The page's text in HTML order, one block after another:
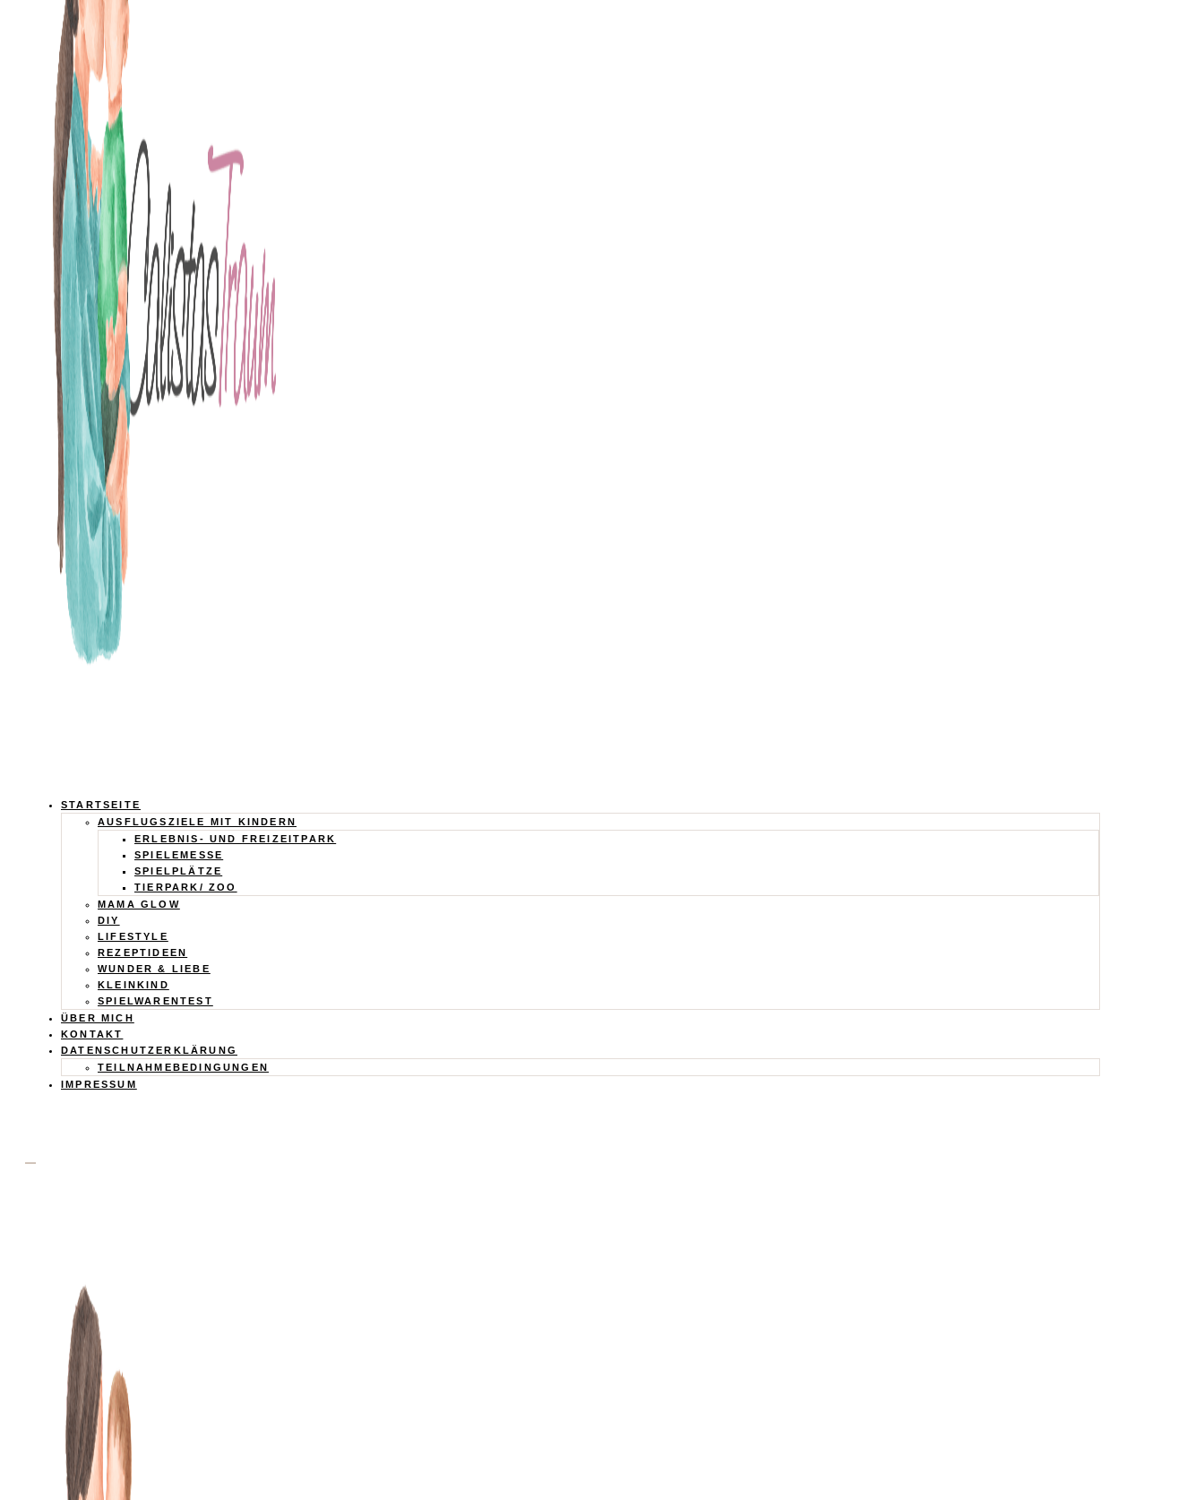
Calistas
Traum
STARTSEITE
AUSFLUGSZIELE MIT KINDERN
ERLEBNIS- UND FREIZEITPARK
SPIELEMESSE
SPIELPLÄTZE
TIERPARK/ ZOO
MAMA GLOW
DIY
LIFESTYLE
REZEPTIDEEN
WUNDER & LIEBE
KLEINKIND
SPIELWARENTEST
ÜBER MICH
KONTAKT
DATENSCHUTZERKLÄRUNG
TEILNAHMEBEDINGUNGEN
IMPRESSUM